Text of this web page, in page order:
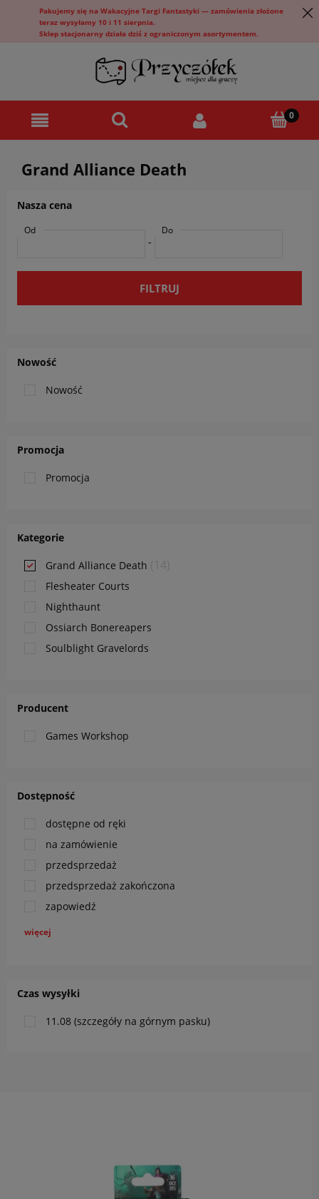
Pakujemy się na Wakacyjne Targi Fantastyki — zamówienia złożone
teraz wysyłamy 10 i 11 sierpnia.
Sklep stacjonarny działa dziś z ograniczonym asortymentem.
Grand Alliance Death
Nowość
Nowość
Promocja
Promocja
Kategorie
Grand Alliance Death
Flesheater Courts
Nighthaunt
Ossiarch Bonereapers
Soulblight Gravelords
Producent
Games Workshop
Dostępność
dostępne od ręki
na zamówienie
przedsprzedaż
przedsprzedaż zakończona
zapowiedź
więcej
Czas wysyłki
11.08 (szczegóły na górnym pasku)
Nasza cena
Od
-
Do
FILTRUJ